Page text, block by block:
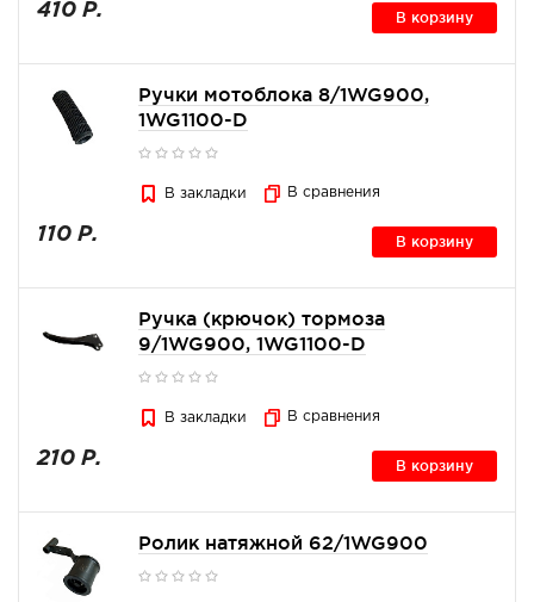
410 Р. В корзину
Ручки мотоблока 8/1WG900,
1WG1100-D
В закладки В сравнения
110 Р. В корзину
Ручка (крючок) тормоза
9/1WG900, 1WG1100-D
В закладки В сравнения
210 Р. В корзину
Ролик натяжной 62/1WG900